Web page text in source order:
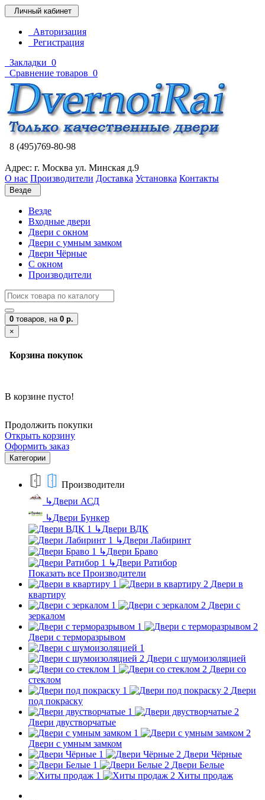
Личный кабинет
Авторизация
Регистрация
Закладки 0
Сравнение товаров 0
8 (495)769-80-98
Адрес: г. Москва ул. Минская д.9
О нас Производители Доставка Установка Контакты
Везде
Везде
Входные двери
Двери с окном
Двери с умным замком
Двери Чёрные
C окном
Производители
0 товаров, на 0 р.
×
Корзина покупок
В корзине пусто!
Продолжить покупки
Открыть корзину
Оформить заказ
Категории
Производители
↳Двери АСД
↳Двери Бункер
↳Двери ВДК
↳Двери Лабиринт
↳Двери Браво
↳Двери Ратибор
Показать все Производители
Двери в
квартиру
Двери с
зеркалом
Двери с терморазрывом
Двери с шумоизоляцией
Двери со
стеклом
Двери
под покраску
Двери двустворчатые
Двери с умным замком
Двери Чёрные
Двери Белые
Хиты продаж